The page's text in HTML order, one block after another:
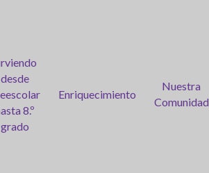
principal
desde
8.º
grado
Enriquecimiento
Nuestra
Comunidad